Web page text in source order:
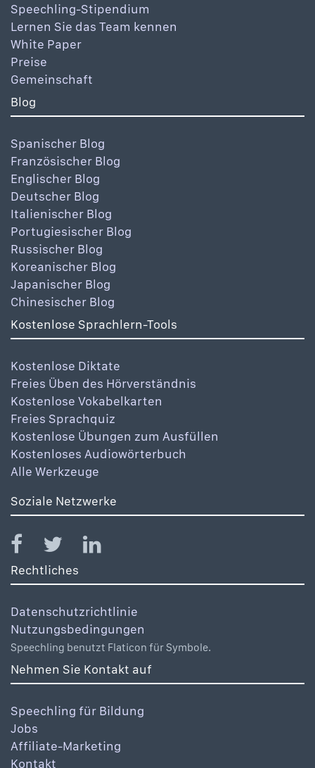
Speechling-Stipendium
Lernen Sie das Team kennen
White Paper
Preise
Gemeinschaft
Blog
Spanischer Blog
Französischer Blog
Englischer Blog
Deutscher Blog
Italienischer Blog
Portugiesischer Blog
Russischer Blog
Koreanischer Blog
Japanischer Blog
Chinesischer Blog
Kostenlose Sprachlern-Tools
Kostenlose Diktate
Freies Üben des Hörverständnis
Kostenlose Vokabelkarten
Freies Sprachquiz
Kostenlose Übungen zum Ausfüllen
Kostenloses Audiowörterbuch
Alle Werkzeuge
Soziale Netzwerke
Rechtliches
Datenschutzrichtlinie
Nutzungsbedingungen
Speechling benutzt Flaticon für Symbole.
Nehmen Sie Kontakt auf
Speechling für Bildung
Jobs
Affiliate-Marketing
Kontakt